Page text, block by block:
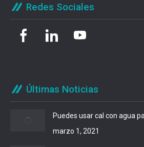
Redes Sociales
Últimas Noticias
Puedes usar cal con agua
marzo 1, 2021